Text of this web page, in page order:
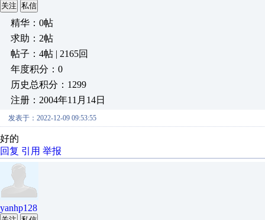
关注 私信
精华：0帖
求助：2帖
帖子：4帖 | 2165回
年度积分：0
历史总积分：1299
注册：2004年11月14日
发表于：2022-12-09 09:53:55
好的
回复 引用 举报
yanhp128